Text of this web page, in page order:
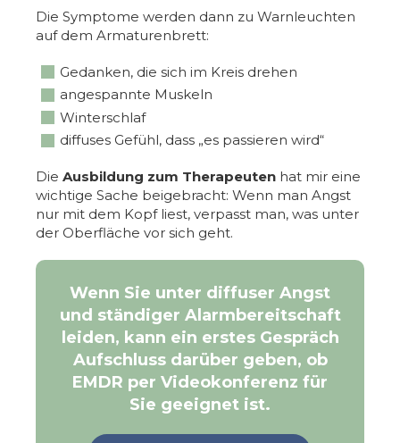
Die Symptome werden dann zu Warnleuchten
auf dem Armaturenbrett:
Gedanken, die sich im Kreis drehen
angespannte Muskeln
Winterschlaf
diffuses Gefühl, dass „es passieren wird“
Die Ausbildung zum Therapeuten hat mir eine
wichtige Sache beigebracht: Wenn man Angst
nur mit dem Kopf liest, verpasst man, was unter
der Oberfläche vor sich geht.
Wenn Sie unter diffuser Angst
und ständiger Alarmbereitschaft
leiden, kann ein erstes Gespräch
Aufschluss darüber geben, ob
EMDR per Videokonferenz für
Sie geeignet ist.